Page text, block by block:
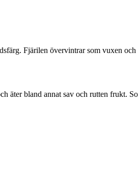
Fjärilen övervintrar som vuxen
äter bland annat sav och rutten frukt.